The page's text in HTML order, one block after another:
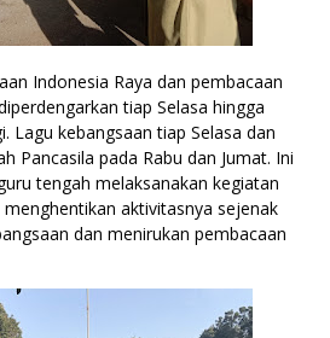
Indonesia Raya dan pembacaan
tiap Selasa hingga
Lagu kebangsaan tiap Selasa dan
Pancasila pada Rabu dan Jumat. Ini
tengah melaksanakan kegiatan
aktivitasnya sejenak
dan menirukan pembacaan